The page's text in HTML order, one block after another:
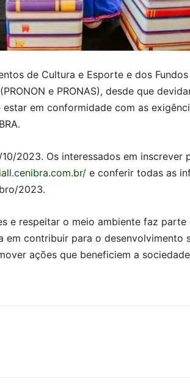
de Cultura e Esporte e dos
e PRONAS), desde que
em conformidade com as
2023. Os interessados em inscrever
e conferir todas as
2023.
e respeitar o meio ambiente faz parte
em contribuir para o desenvolvimento
ações que beneficiem a